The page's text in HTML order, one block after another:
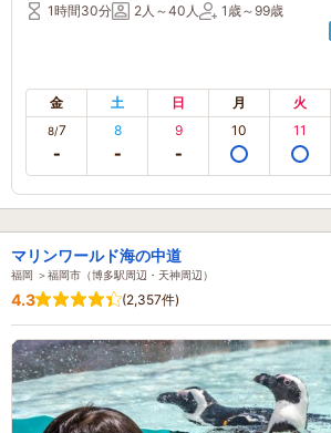
1時間30分
2人～40人 1歳～99歳
金 土 日 月 火
8/7 8 9 10 11
マリンワールド海の中道
福岡 ＞福岡市（博多駅周辺・天神周辺）
4.3 (2,357件)